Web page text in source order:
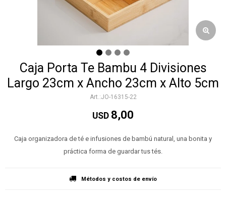
Caja Porta Te Bambu 4 Divisiones
Largo 23cm x Ancho 23cm x Alto 5cm
JO-16315-22
USD 8,00
Caja organizadora de té e infusiones de bambú natural, una bonita y
práctica forma de guardar tus tés.
Métodos y costos de envío